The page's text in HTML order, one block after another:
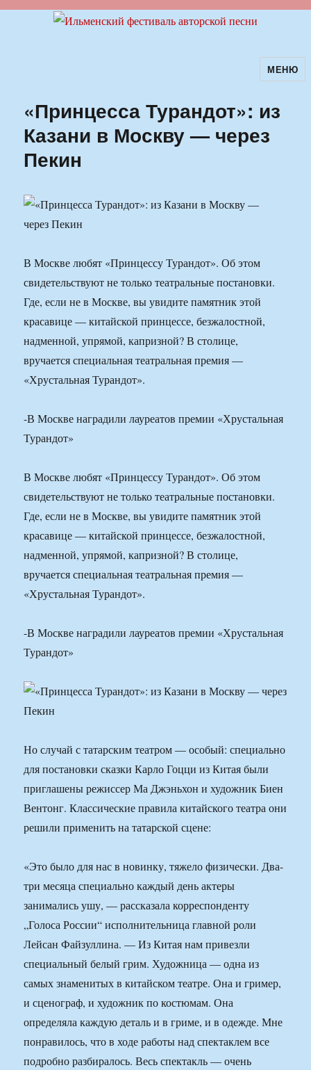
Ильменский фестиваль авторскойМЕНЮ
«Принцесса Турандот»: из
Казани в Москву — через
Пекин
В Москве любят «Принцессу Турандот». Об этом
свидетельствуют не только театральные постановки.
Где, если не в Москве, вы увидите памятник этой
красавице — китайской принцессе, безжалостной,
надменной, упрямой, капризной? В столице,
вручается специальная театральная премия —
«Хрустальная Турандот».
-В Москве наградили лауреатов премии «Хрустальная
Турандот»
В Москве любят «Принцессу Турандот». Об этом
свидетельствуют не только театральные постановки.
Где, если не в Москве, вы увидите памятник этой
красавице — китайской принцессе, безжалостной,
надменной, упрямой, капризной? В столице,
вручается специальная театральная премия —
«Хрустальная Турандот».
-В Москве наградили лауреатов премии «Хрустальная
Турандот»
Но случай с татарским театром — особый: специально
для постановки сказки Карло Гоцци из Китая были
приглашены режиссер Ма Джэньхон и художник Биен
Вентонг. Классические правила китайского театра они
решили применить на татарской сцене:
«Это было для нас в новинку, тяжело физически. Два-
три месяца специально каждый день актеры
занимались ушу, — рассказала корреспонденту
„Голоса России“ исполнительница главной роли
Лейсан Файзуллина. — Из Китая нам привезли
специальный белый грим. Художница — одна из
самых знаменитых в китайском театре. Она и гример,
и сценограф, и художник по костюмам. Она
определяла каждую деталь и в гриме, и в одежде. Мне
понравилось, что в ходе работы над спектаклем все
подробно разбиралось. Весь спектакль — очень